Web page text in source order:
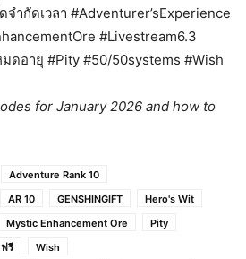
ำกัดเวลา #Adventurer’sExperience
#Livestream6.3
ดอายุ #Pity #50/50systems #Wish
for January 2026 and how to
Adventure Rank 10
AR 10 GENSHINGIFT
Hero's Wit
Mystic Enhancement Ore
Pity
รี
Wish